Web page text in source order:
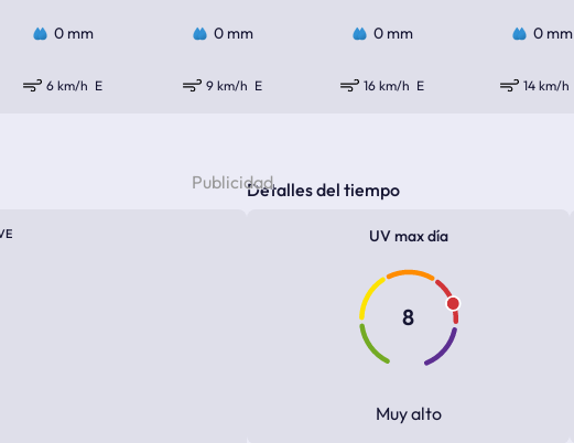
0 mm 0 mm 0 mm 0 mm
6 km/h E 9 km/h E 16 km/h E 14 km/h
Detalles del tiempo
UV max día
8
Muy alto